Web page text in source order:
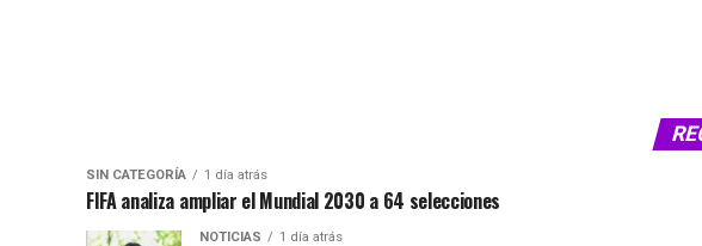
SIN CATEGORÍA 1 día atrás
FIFA analiza ampliar el Mundial 2030 a 64 selecciones
NOTICIAS 1 día atrás